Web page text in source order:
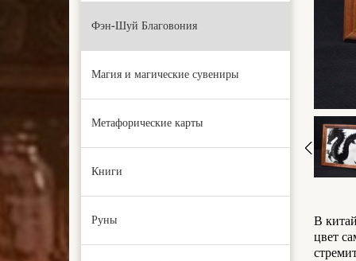
Фэн-Шуй Благовония
Магия и магические сувениры
Метафорические карты
Книги
Руны
В
цвет